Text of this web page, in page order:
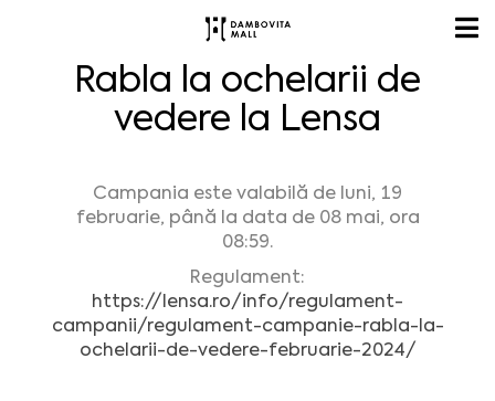
Rabla la ochelarii de
vedere la Lensa
Campania este valabilă de luni, 19
februarie, până la data de 08 mai, ora
08:59.
Regulament:
https://lensa.ro/info/regulament-
campanii/regulament-campanie-rabla-la-
ochelarii-de-vedere-februarie-2024/